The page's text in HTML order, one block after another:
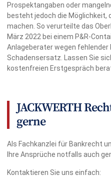
Prospektangaben oder
besteht jedoch die Möglichkeit,
machen. So verurteilte das
März 2022 bei einem P&R-
Anlageberater wegen
Schadensersatz. Lassen Sie
kostenfreien Erstgespräch
JACKWERTH
gerne
Als Fachkanzlei für Bankrecht
Ihre Ansprüche notfalls auch
Kontaktieren Sie uns einfach: